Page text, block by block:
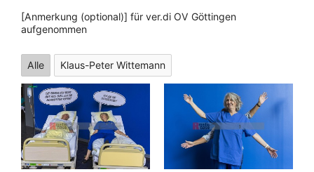
[Anmerkung (optional)] für ver.di OV Göttingen
aufgenommen
Alle Klaus-Peter Wittemann